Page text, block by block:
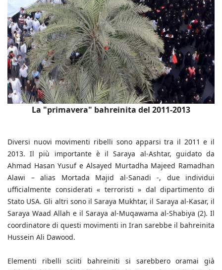
La "primavera" bahreinita del 2011-2013
Diversi nuovi movimenti ribelli sono apparsi tra il 2011 e il
2013. Il più importante è il Saraya al-Ashtar, guidato da
Ahmad Hasan Yusuf e Alsayed Murtadha Majeed Ramadhan
Alawi – alias Mortada Majid al-Sanadi -, due individui
ufficialmente considerati « terroristi » dal dipartimento di
Stato USA. Gli altri sono il Saraya Mukhtar, il Saraya al-Kasar, il
Saraya Waad Allah e il Saraya al-Muqawama al-Shabiya (2). Il
coordinatore di questi movimenti in Iran sarebbe il bahreinita
Hussein Ali Dawood.
Elementi ribelli sciiti bahreiniti si sarebbero oramai già